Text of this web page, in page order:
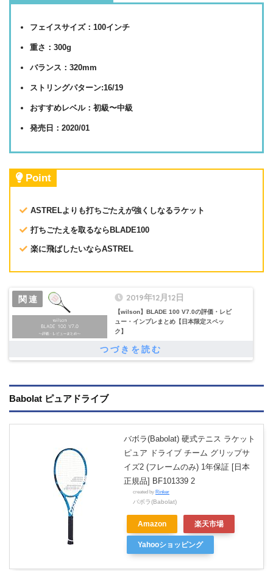
フェイスサイズ：100インチ
重さ：300g
バランス：320mm
ストリングパターン:16/19
おすすめレベル：初級〜中級
発売日：2020/01
Point
ASTRELよりも打ちごたえが強くしなるラケット
打ちごたえを取るならBLADE100
楽に飛ばしたいならASTREL
2019年12月12日
【wilson】BLADE 100 V7.0の評価・レビ
ュー・インプレまとめ【日本限定スペッ
ク】
Babolat ピュアドライブ
バボラ(Babolat) 硬式テニス ラケット
ピュア ドライブ チーム グリップサ
イズ2 (フレームのみ) 1年保証 [日本
正規品] BF101339 2
created by Rinker
バボラ(Babolat)
Amazon 楽天市場
Yahooショッピング